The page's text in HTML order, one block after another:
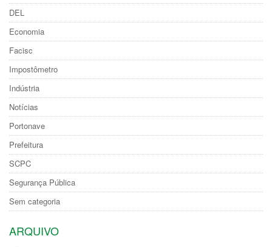
DEL
Economia
Facisc
Impostômetro
Indústria
Notícias
Portonave
Prefeitura
SCPC
Segurança Pública
Sem categoria
ARQUIVO